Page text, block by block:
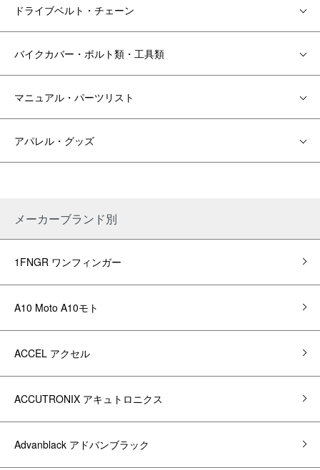
ドライブベルト・チェーン
バイクカバー・ボルト類・工具類
マニュアル・パーツリスト
アパレル・グッズ
メーカーブランド別
1FNGR ワンフィンガー
A10 Moto A10モト
ACCEL アクセル
ACCUTRONIX アキュトロニクス
Advanblack アドバンブラック